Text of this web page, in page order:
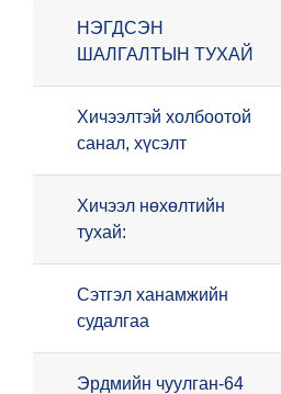
НЭГДСЭН
ШАЛГАЛТЫН ТУХАЙ
Хичээлтэй холбоотой
санал, хүсэлт
Хичээл нөхөлтийн
тухай:
Сэтгэл ханамжийн
судалгаа
Эрдмийн чуулган-64